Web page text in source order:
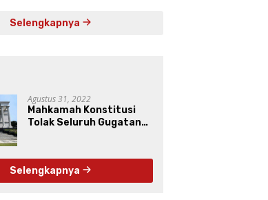
Selengkapnya
Agustus 31, 2022
Mahkamah Konstitusi
Tolak Seluruh Gugatan
Selengkapnya